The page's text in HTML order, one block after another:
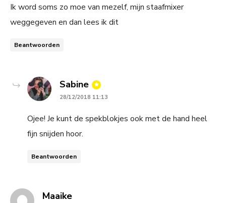
Ik word soms zo moe van mezelf, mijn staafmixer
weggegeven en dan lees ik dit
Beantwoorden
Sabine says:
28/12/2018 11:13
Ojee! Je kunt de spekblokjes ook met de hand heel
fijn snijden hoor.
Beantwoorden
Maaikesays: